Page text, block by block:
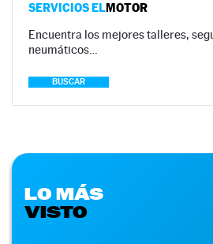
SERVICIOS ELMOTOR
Encuentra los mejores talleres,
neumáticos…
BUSCAR
LO MÁS
VISTO